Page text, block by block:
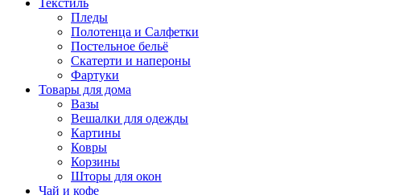
Текстиль
Пледы
Полотенца и Салфетки
Постельное бельё
Скатерти и напероны
Фартуки
Товары для дома
Вазы
Вешалки для одежды
Картины
Ковры
Корзины
Шторы для окон
Чай и кофе